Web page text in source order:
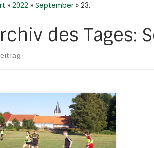
» 2022 » September » 23.
des Tages:
Die C-Jugend-Mannschaften der
H/N/U/N sind gut aus den
gekommen und
bereits die ersten Spiele